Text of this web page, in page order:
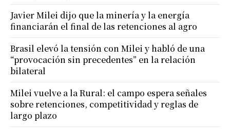
Javier Milei dijo que la minería y la energía
financiarán el final de las retenciones al agro
Brasil elevó la tensión con Milei y habló de una
“provocación sin precedentes” en la relación
bilateral
Milei vuelve a la Rural: el campo espera señales
sobre retenciones, competitividad y reglas de
largo plazo